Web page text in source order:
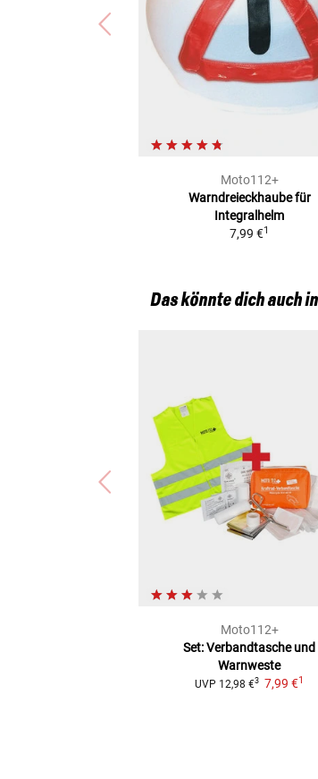
Moto112+
Warndreieckhaube für
Integralhelm
7,99 €1
Das könnte dich auch
Moto112+
Set: Verbandtasche und
Warnweste
UVP 12,98 €3 7,99 €1